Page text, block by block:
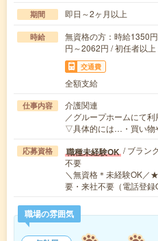
期間 即日～2ヶ月以上
時給
無資格の方：時給1350
円～2062円 / 初任者以
交通費
全額支給
仕事内容
介護関連
／グループホームにて
▽具体的には…・買い物
応募資格 職種未経験OK / ブラン
不要
＼無資格＊未経験OK／
要・来社不要（電話登
職場の雰囲気